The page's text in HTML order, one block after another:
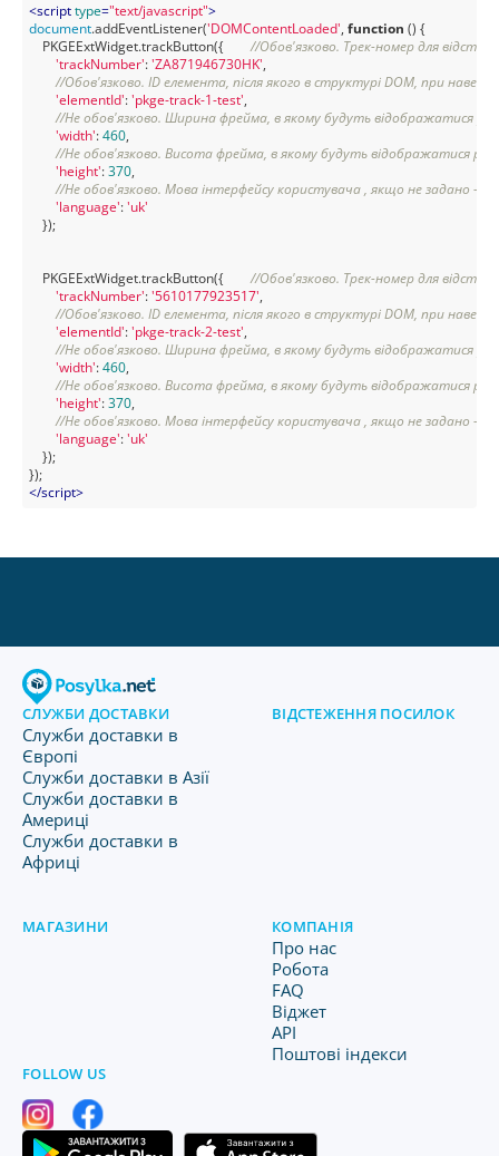
<scripttype="text/javascript">
document.addEventListener('DOMContentLoaded', function () {
    PKGEExtWidget.trackButton({
//Обов'язково. Трек-номер для
'trackNumber': 'ZA871946730HK',
//Обов'язково. ID елемента, після якого в структурі DOM, при
'elementId': 'pkge-track-1-test',
//Не обов'язково. Ширина фрейма, в якому будуть відображатися
'width': 460,
//Не обов'язково. Висота фрейма, в якому будуть відображатися
'height': 370,
//Не обов'язково. Мова інтерфейсу користувача , якщо не задано -
'language': 'uk'
    });
    PKGEExtWidget.trackButton({
//Обов'язково. Трек-номер для
'trackNumber': '5610177923517',
//Обов'язково. ID елемента, після якого в структурі DOM, при
'elementId': 'pkge-track-2-test',
//Не обов'язково. Ширина фрейма, в якому будуть відображатися
'width': 460,
//Не обов'язково. Висота фрейма, в якому будуть відображатися
'height': 370,
//Не обов'язково. Мова інтерфейсу користувача , якщо не задано -
'language': 'uk'
    });
</script>
СЛУЖБИ ДОСТАВКИ
Служби доставки в
Європі
Служби доставки в Азії
Служби доставки в
Америці
Служби доставки в
Африці
ВІДСТЕЖЕННЯ ПОСИЛОК
МАГАЗИНИ КОМПАНІЯ
Про нас
Робота
FAQ
Віджет
API
Поштові індекси
FOLLOW US